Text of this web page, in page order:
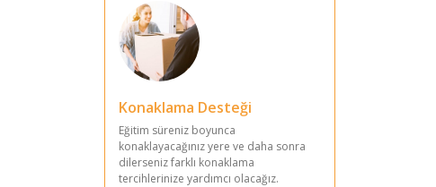
Konaklama Desteği
Eğitim süreniz boyunca
konaklayacağınız yere ve daha sonra
dilerseniz farklı konaklama
tercihlerinize yardımcı olacağız.